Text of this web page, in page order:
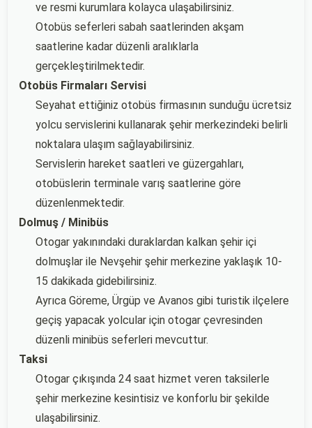
ve resmi kurumlara kolayca ulaşabilirsiniz.
Otobüs seferleri sabah saatlerinden akşam
saatlerine kadar düzenli aralıklarla
gerçekleştirilmektedir.
Otobüs Firmaları Servisi
Seyahat ettiğiniz otobüs firmasının sunduğu ücretsiz
yolcu servislerini kullanarak şehir merkezindeki belirli
noktalara ulaşım sağlayabilirsiniz.
Servislerin hareket saatleri ve güzergahları,
otobüslerin terminale varış saatlerine göre
düzenlenmektedir.
Dolmuş / Minibüs
Otogar yakınındaki duraklardan kalkan şehir içi
dolmuşlar ile Nevşehir şehir merkezine yaklaşık 10-
15 dakikada gidebilirsiniz.
Ayrıca Göreme, Ürgüp ve Avanos gibi turistik ilçelere
geçiş yapacak yolcular için otogar çevresinden
düzenli minibüs seferleri mevcuttur.
Taksi
Otogar çıkışında 24 saat hizmet veren taksilerle
şehir merkezine kesintisiz ve konforlu bir şekilde
ulaşabilirsiniz.